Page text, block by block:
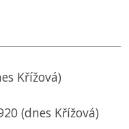
Křížová)
(dnes Křížová)